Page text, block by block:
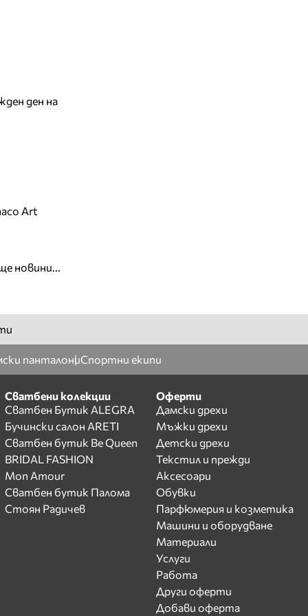
ден на
Art
новини...
панталониСпортни екипи
Сватбени колекции
Сватбен Бутик ALEGRA
Бучински салон ARETI
Сватбен бутик Be Queen
BRIDAL FASHION
Mon Amour
Сватбен бутик Палома
Стоян Радичев
Оферти
Дамски дрехи
Мъжки дрехи
Детски дрехи
Текстил и прежди
Аксесоари
Обувки
Парфюмерия и козметика
Машини и оборудване
Материали
Услуги
Работа
Други оферти
Добави оферта